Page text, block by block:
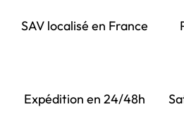
SAV localisé en France
Expédition en 24/48h